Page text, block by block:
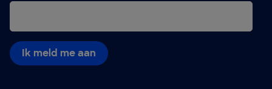
Ik meld me aan